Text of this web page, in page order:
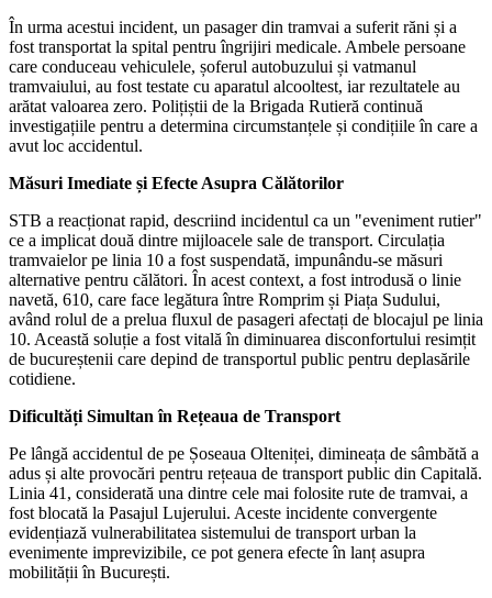
În urma acestui incident, un pasager din tramvai a suferit răni și a
fost transportat la spital pentru îngrijiri medicale. Ambele persoane
care conduceau vehiculele, șoferul autobuzului și vatmanul
tramvaiului, au fost testate cu aparatul alcooltest, iar rezultatele au
arătat valoarea zero. Polițiștii de la Brigada Rutieră continuă
investigațiile pentru a determina circumstanțele și condițiile în care a
avut loc accidentul.
Măsuri Imediate și Efecte Asupra Călătorilor
STB a reacționat rapid, descriind incidentul ca un "eveniment rutier"
ce a implicat două dintre mijloacele sale de transport. Circulația
tramvaielor pe linia 10 a fost suspendată, impunându-se măsuri
alternative pentru călători. În acest context, a fost introdusă o linie
navetă, 610, care face legătura între Romprim și Piața Sudului,
având rolul de a prelua fluxul de pasageri afectați de blocajul pe linia
10. Această soluție a fost vitală în diminuarea disconfortului resimțit
de bucureștenii care depind de transportul public pentru deplasările
cotidiene.
Dificultăți Simultan în Rețeaua de Transport
Pe lângă accidentul de pe Șoseaua Olteniței, dimineața de sâmbătă a
adus și alte provocări pentru rețeaua de transport public din Capitală.
Linia 41, considerată una dintre cele mai folosite rute de tramvai, a
fost blocată la Pasajul Lujerului. Aceste incidente convergente
evidențiază vulnerabilitatea sistemului de transport urban la
evenimente imprevizibile, ce pot genera efecte în lanț asupra
mobilității în București.